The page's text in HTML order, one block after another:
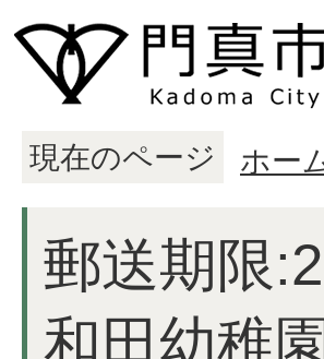
現在のページ ホー
郵送期限
和田幼稚